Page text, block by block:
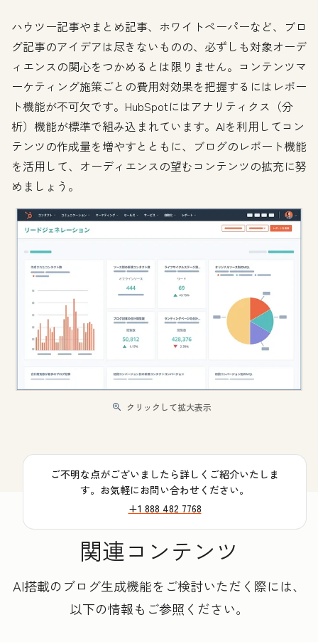
ハウツー記事やまとめ記事、ホワイトペーパーなど、ブロ
グ記事のアイデアは尽きないものの、必ずしも対象オーデ
ィエンスの関心をつかめるとは限りません。コンテンツマ
ーケティング施策ごとの費用対効果を把握するにはレポー
ト機能が不可欠です。HubSpotにはアナリティクス（分
析）機能が標準で組み込まれています。AIを利用してコン
テンツの作成量を増やすとともに、ブログのレポート機能
を活用して、オーディエンスの望むコンテンツの拡充に努
めましょう。
クリックして拡大表示
ご不明な点がございましたら詳しくご紹介いたしま
す。お気軽にお問い合わせください。
+1 888 482 7768
関連コンテンツ
AI搭載のブログ生成機能をご検討いただく際には、
以下の情報もご参照ください。